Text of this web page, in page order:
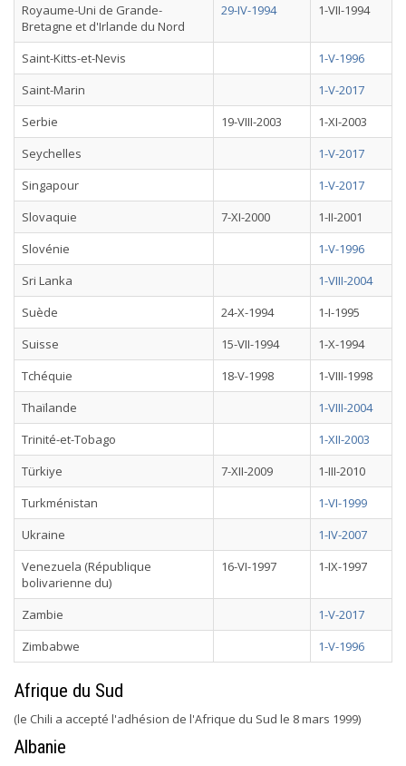
Royaume-Uni de Grande-
Bretagne et d'Irlande du Nord
29-IV-1994 1-VII-1994
Saint-Kitts-et-Nevis
1-V-1996
Saint-Marin
1-V-2017
Serbie
19-VIII-2003
1-XI-2003
Seychelles
1-V-2017
Singapour
1-V-2017
Slovaquie
7-XI-2000
1-II-2001
Slovénie
1-V-1996
Sri Lanka
1-VIII-2004
Suède
24-X-1994
1-I-1995
Suisse
15-VII-1994
1-X-1994
Tchéquie
18-V-1998
1-VIII-1998
Thaïlande
1-VIII-2004
Trinité-et-Tobago
1-XII-2003
Türkiye
7-XII-2009
1-III-2010
Turkménistan
1-VI-1999
Ukraine
1-IV-2007
Venezuela (République
bolivarienne du)
16-VI-1997 1-IX-1997
Zambie
1-V-2017
Zimbabwe
1-V-1996
Afrique du Sud
(le Chili a accepté l'adhésion de l'Afrique du Sud le 8 mars 1999)
Albanie